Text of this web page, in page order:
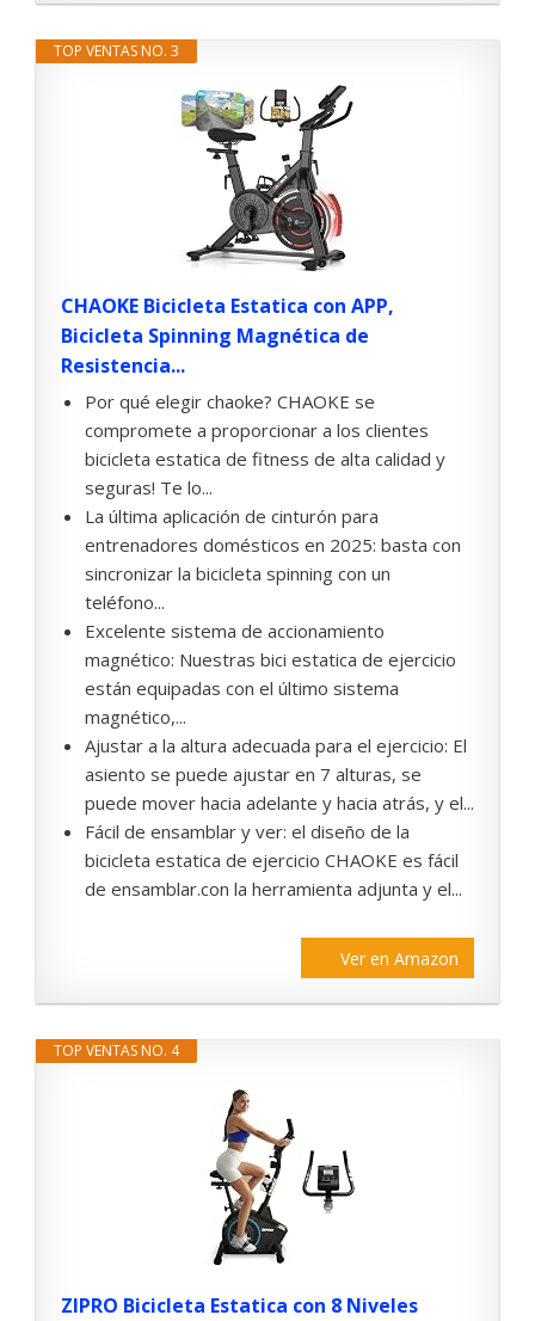
TOP VENTAS NO. 3
CHAOKE Bicicleta Estatica con APP,
Bicicleta Spinning Magnética de
Resistencia...
Por qué elegir chaoke? CHAOKE se
compromete a proporcionar a los clientes
bicicleta estatica de fitness de alta calidad y
seguras! Te lo...
La última aplicación de cinturón para
entrenadores domésticos en 2025: basta con
sincronizar la bicicleta spinning con un
teléfono...
Excelente sistema de accionamiento
magnético: Nuestras bici estatica de ejercicio
están equipadas con el último sistema
magnético,...
Ajustar a la altura adecuada para el ejercicio: El
asiento se puede ajustar en 7 alturas, se
puede mover hacia adelante y hacia atrás, y el...
Fácil de ensamblar y ver: el diseño de la
bicicleta estatica de ejercicio CHAOKE es fácil
de ensamblar.con la herramienta adjunta y el...
Ver en Amazon
TOP VENTAS NO. 4
ZIPRO Bicicleta Estatica con 8 Niveles